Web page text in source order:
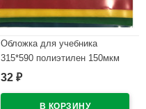
Обложка для учебника
315*590 полиэтилен 150мкм
универсальная М арт У 315
32 ₽